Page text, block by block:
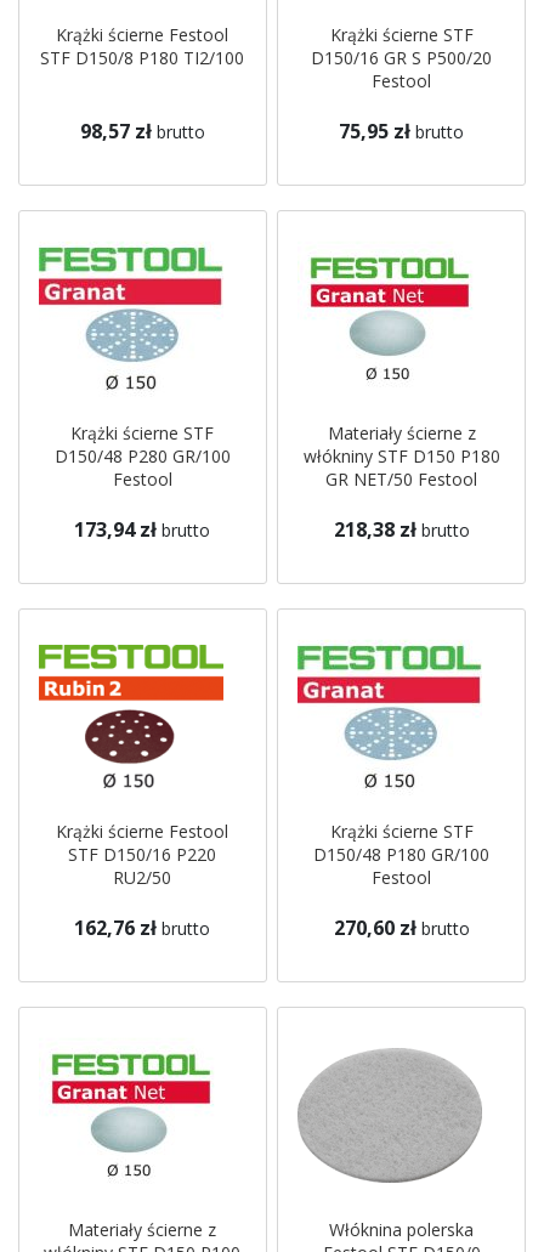
Krążki ścierne Festool
STF D150/8 P180 TI2/100
98,57 zł brutto
Krążki ścierne STF
D150/16 GR S P500/20
Festool
75,95 zł brutto
Krążki ścierne STF
D150/48 P280 GR/100
Festool
173,94 zł brutto
Materiały ścierne z
włókniny STF D150 P180
GR NET/50 Festool
218,38 zł brutto
Krążki ścierne Festool
STF D150/16 P220
RU2/50
162,76 zł brutto
Krążki ścierne STF
D150/48 P180 GR/100
Festool
270,60 zł brutto
Materiały ścierne z
Włóknina polerska